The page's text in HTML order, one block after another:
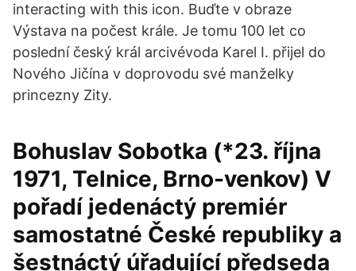
interacting with this icon. Buďte v obraze
Výstava na počest krále. Je tomu 100 let co
poslední český král arcivévoda Karel I. přijel do
Nového Jičína v doprovodu své manželky
princezny Zity.
Bohuslav Sobotka (*23. října
1971, Telnice, Brno-venkov) V
pořadí jedenáctý premiér
samostatné České republiky a
šestnáctý úřadující předseda